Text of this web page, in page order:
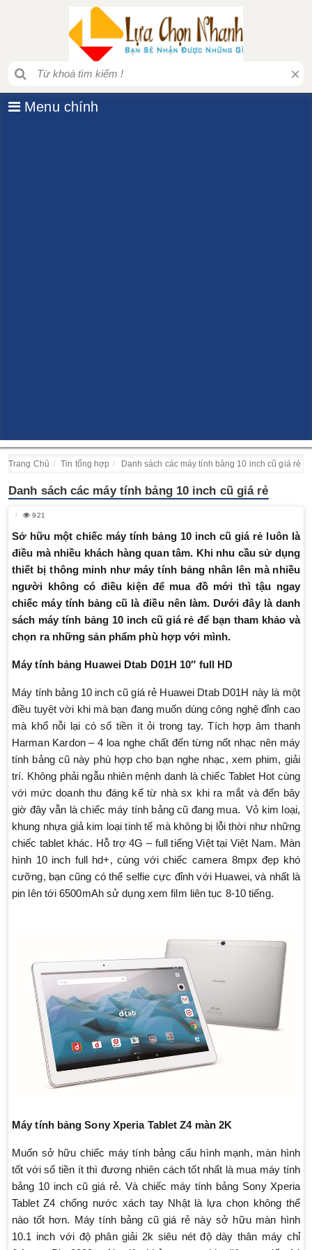
×
Menu chính
Trang Chủ Tin tổng hợp Danh sách các máy tính bảng 10 inch cũ giá rẻ
Danh sách các máy tính bảng 10 inch cũ giá rẻ
921
Sở hữu một chiếc máy tính bảng 10 inch cũ giá rẻ luôn là
điều mà nhiều khách hàng quan tâm. Khi nhu cầu sử dụng
thiết bị thông minh như máy tính bảng nhân lên mà nhiều
người không có điều kiện để mua đồ mới thì tậu ngay
chiếc máy tính bảng cũ là điều nên làm. Dưới đây là danh
sách máy tính bảng 10 inch cũ giá rẻ để bạn tham khảo và
chọn ra những sản phẩm phù hợp với mình.
Máy tính bảng Huawei Dtab D01H 10″ full HD
Máy tính bảng 10 inch cũ giá rẻ Huawei Dtab D01H này là một
điều tuyệt vời khi mà bạn đang muốn dùng công nghệ đỉnh cao
mà khổ nỗi lại có số tiền ít ỏi trong tay. Tích hợp âm thanh
Harman Kardon – 4 loa nghe chất đến từng nốt nhạc nên máy
tính bảng cũ này phù hợp cho bạn nghe nhạc, xem phim, giải
trí. Không phải ngẫu nhiên mệnh danh là chiếc Tablet Hot cùng
với mức doanh thu đáng kể từ nhà sx khi ra mắt và đến bây
giờ đây vẫn là chiếc máy tính bảng cũ đang mua. Vỏ kim loại,
khung nhựa giả kim loại tinh tế mà không bị lỗi thời như những
chiếc tablet khác. Hỗ trợ 4G – full tiếng Việt tại Việt Nam. Màn
hình 10 inch full hd+, cùng với chiếc camera 8mpx đẹp khó
cưỡng, bạn cũng có thể selfie cực đỉnh với Huawei, và nhất là
pin lên tới 6500mAh sử dụng xem film liên tục 8-10 tiếng.
Máy tính bảng Sony Xperia Tablet Z4 màn 2K
Muốn sở hữu chiếc máy tính bảng cấu hình mạnh, màn hình
tốt với số tiền ít thì đương nhiên cách tốt nhất là mua máy tính
bảng 10 inch cũ giá rẻ. Và chiếc máy tính bảng Sony Xperia
Tablet Z4 chống nước xách tay Nhật là lựa chọn không thể
nào tốt hơn. Máy tính bảng cũ giá rẻ này sở hữu màn hình
10.1 inch với độ phân giải 2k siêu nét độ dày thân máy chỉ